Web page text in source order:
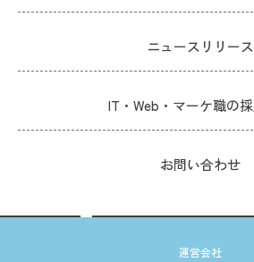
ニュースリリース
IT・Web・マーケ職の
お問い合わせ
運営会社